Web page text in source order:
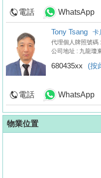
電話 WhatsApp
Tony Tsang 卡
代理個人牌照號碼
公司地址 : 九龍瓊
680435xx (按
電話 WhatsApp
物業位置